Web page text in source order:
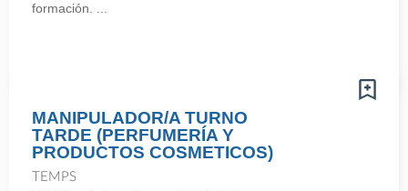
formación. ...
MANIPULADOR/A TURNO
TARDE (PERFUMERÍA Y
PRODUCTOS COSMETICOS)
TEMPS